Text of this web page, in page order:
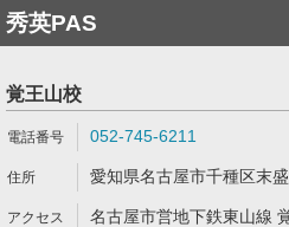
秀英PAS
覚王山校
052-745-6211
愛知県名古屋市千種区末
名古屋市営地下鉄東山線